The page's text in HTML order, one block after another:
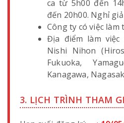
ca từ 5h00 đến
đến 20h00. Nghỉ
Công ty có việc làm
Địa điểm làm
Nishi Nihon
Fukuoka,
Kanagawa,
3. LỊCH TRÌNH THAM